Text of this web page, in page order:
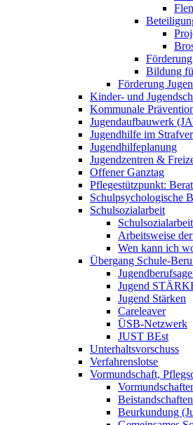
Bildung
Förderung
Kinder- und
Kommunale
Jugendaufbauwerk
Jugendhilfe im
Jugendhilfeplanung
Jugendzentren &
Offener Ganztag
Pflegestützpunkt:
Schulpsychologische
Schulsozialarbeit
Arbeitsweise
Wen kann ich
Übergang Schule-
Jugend
Jugend Stärken
Careleaver
ÜSB-Netzwerk
JUST BEst
Unterhaltsvorschuss
Verfahrenslotse
Vormundschaft,
Beistandschaften
Beurkundung